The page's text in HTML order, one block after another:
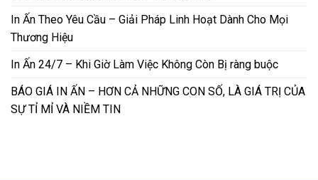
In Ấn Theo Yêu Cầu – Giải Pháp Linh Hoạt Dành Cho Mọi
Thương Hiệu
In Ấn 24/7 – Khi Giờ Làm Việc Không Còn Bị ràng buộc
BÁO GIÁ IN ẤN – HƠN CẢ NHỮNG CON SỐ, LÀ GIÁ TRỊ CỦA
SỰ TỈ MỈ VÀ NIỀM TIN